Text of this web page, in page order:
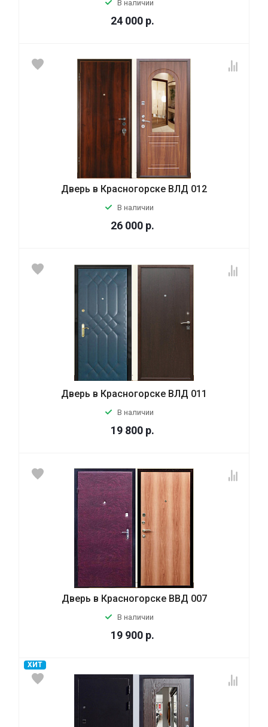
В наличии
24 000 р.
Дверь в Красногорске ВЛД 012
В наличии
26 000 р.
Дверь в Красногорске ВЛД 011
В наличии
19 800 р.
Дверь в Красногорске ВВД 007
В наличии
19 900 р.
ХИТ